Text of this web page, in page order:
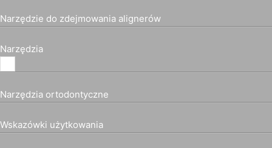
Narzędzie do zdejmowania alignerów
Narzędzia
Narzędzia ortodontyczne
Wskazówki użytkowania